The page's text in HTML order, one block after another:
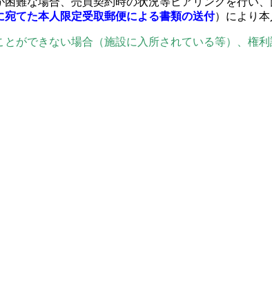
てた本人限定受取郵便による書類の送付）により本
できない場合（施設に入所されている等）、権